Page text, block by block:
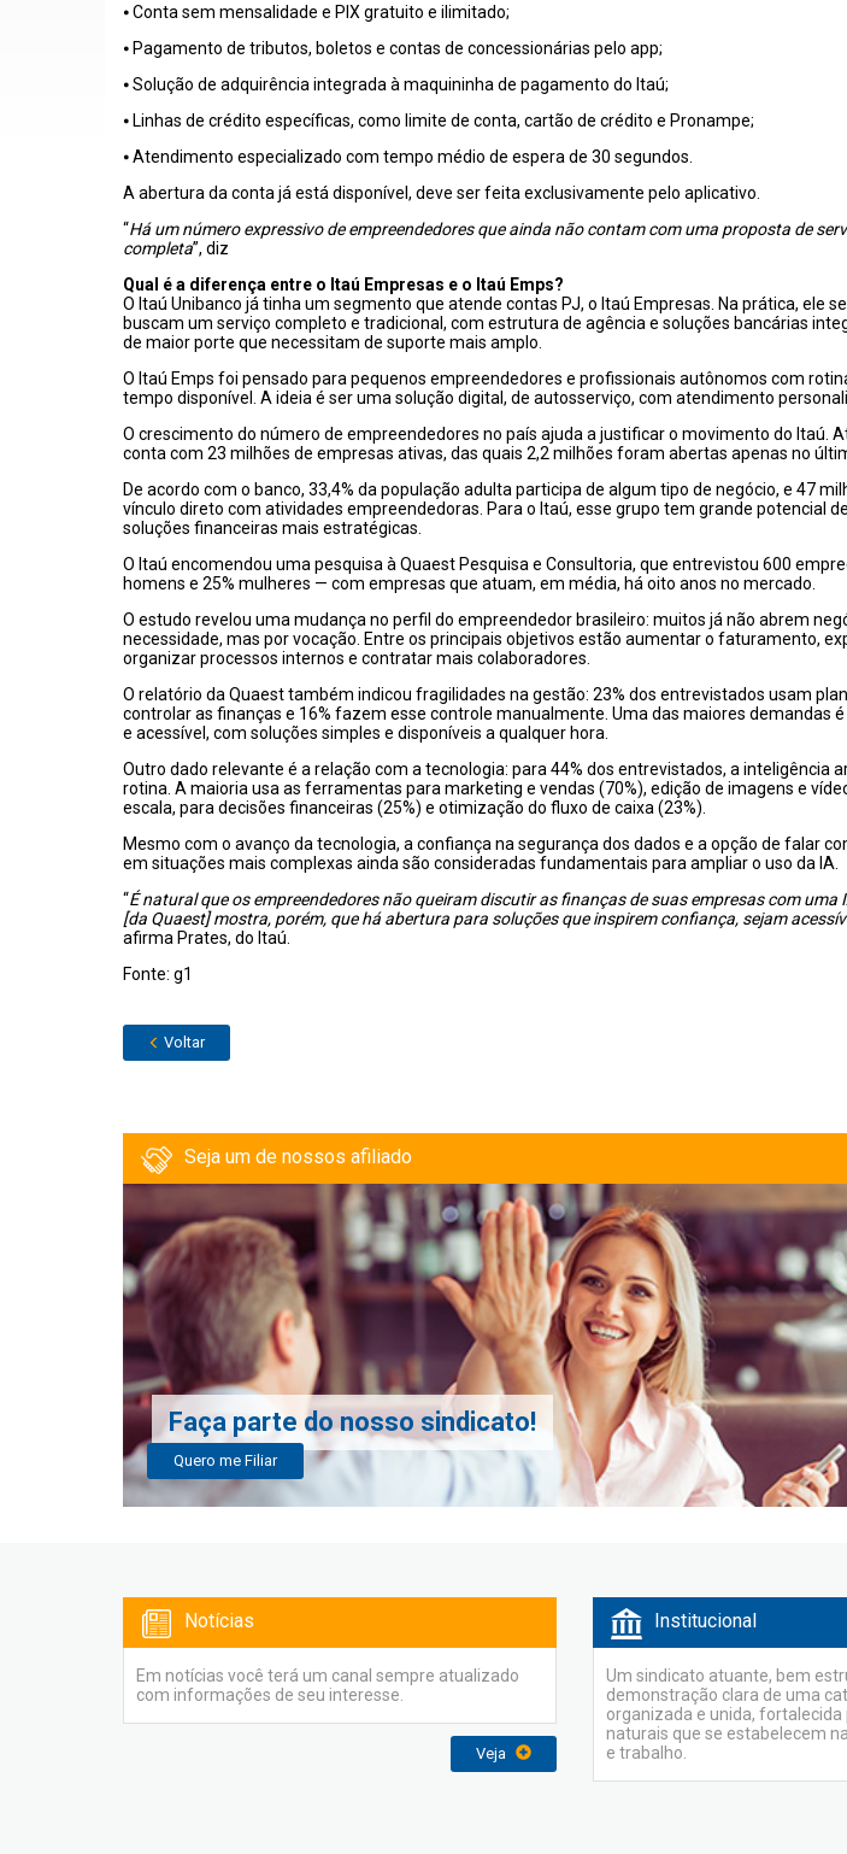
⦁ Conta sem mensalidade e PIX gratuito e ilimitado;
⦁ Pagamento de tributos, boletos e contas de concessionárias pelo app;
⦁ Solução de adquirência integrada à maquininha de pagamento do Itaú;
⦁ Linhas de crédito específicas, como limite de conta, cartão de crédito e Pronampe;
⦁ Atendimento especializado com tempo médio de espera de 30 segundos.
A abertura da conta já está disponível, deve ser feita exclusivamente pelo aplicativo.
“Há um número expressivo de empreendedores que ainda não contam com uma proposta de
completa”, diz
Qual é a diferença entre o Itaú Empresas e o Itaú Emps?
O Itaú Unibanco já tinha um segmento que atende contas PJ, o Itaú Empresas. Na prática, ele
buscam um serviço completo e tradicional, com estrutura de agência e soluções bancárias
de maior porte que necessitam de suporte mais amplo.
O Itaú Emps foi pensado para pequenos empreendedores e profissionais autônomos com
tempo disponível. A ideia é ser uma solução digital, de autosserviço, com atendimento
O crescimento do número de empreendedores no país ajuda a justificar o movimento do Itaú.
conta com 23 milhões de empresas ativas, das quais 2,2 milhões foram abertas apenas no
De acordo com o banco, 33,4% da população adulta participa de algum tipo de negócio, e 47
vínculo direto com atividades empreendedoras. Para o Itaú, esse grupo tem grande potencial
soluções financeiras mais estratégicas.
O Itaú encomendou uma pesquisa à Quaest Pesquisa e Consultoria, que entrevistou 600
homens e 25% mulheres — com empresas que atuam, em média, há oito anos no mercado.
O estudo revelou uma mudança no perfil do empreendedor brasileiro: muitos já não abrem
necessidade, mas por vocação. Entre os principais objetivos estão aumentar o faturamento,
organizar processos internos e contratar mais colaboradores.
O relatório da Quaest também indicou fragilidades na gestão: 23% dos entrevistados usam
controlar as finanças e 16% fazem esse controle manualmente. Uma das maiores demandas
e acessível, com soluções simples e disponíveis a qualquer hora.
Outro dado relevante é a relação com a tecnologia: para 44% dos entrevistados, a inteligência
rotina. A maioria usa as ferramentas para marketing e vendas (70%), edição de imagens e
escala, para decisões financeiras (25%) e otimização do fluxo de caixa (23%).
Mesmo com o avanço da tecnologia, a confiança na segurança dos dados e a opção de falar
em situações mais complexas ainda são consideradas fundamentais para ampliar o uso da IA.
“É natural que os empreendedores não queiram discutir as finanças de suas empresas com uma
[da Quaest] mostra, porém, que há abertura para soluções que inspirem confiança, sejam
afirma Prates, do Itaú.
Fonte: g1
Voltar
Seja um de nossos afiliado
Faça parte do nosso sindicato!
Quero me Filiar
Notícias
Em notícias você terá um canal sempre atualizado
com informações de seu interesse.
Veja
Institucional
Um sindicato atuante, bem
demonstração clara de uma
organizada e unida, fortalecida
naturais que se estabelecem
e trabalho.